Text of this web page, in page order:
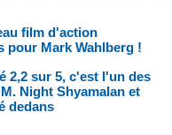
film d'action
pour Mark Wahlberg !
2,2 sur 5, c'est l'un des
Night Shyamalan et
dedans